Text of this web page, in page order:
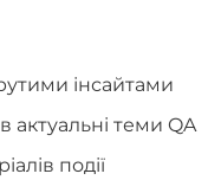
інсайтами
теми QA
події